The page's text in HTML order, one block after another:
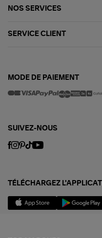
NOS SERVICES
SERVICE CLIENT
MODE DE PAIEMENT
SUIVEZ-NOUS
TÉLÉCHARGEZ